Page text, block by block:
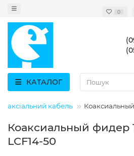
0
КАТАЛОГ
кабель
Коаксиальный фидер
LCF14-50